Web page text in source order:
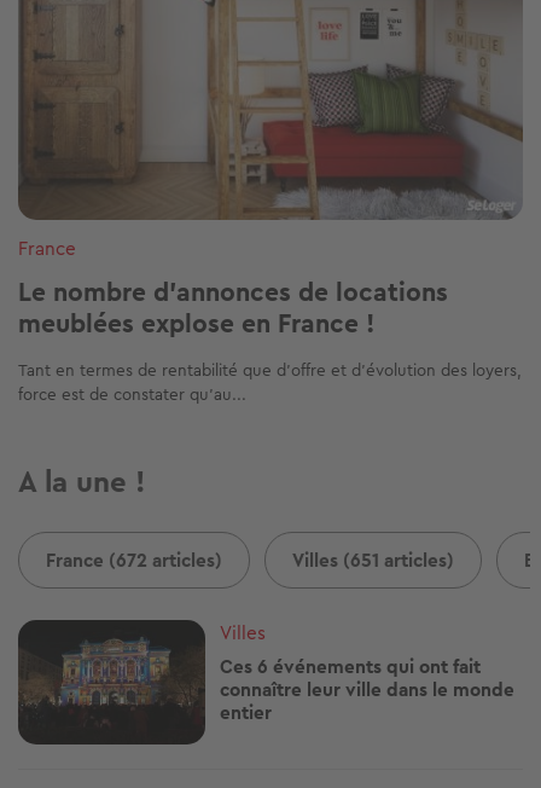
France
Le nombre d'annonces de locations
meublées explose en France !
Tant en termes de rentabilité que d’offre et d’évolution des loyers,
force est de constater qu’au...
A la une !
France (672 articles) Villes (651 articles)
Image
Villes
Ces 6 événements qui ont fait
connaître leur ville dans le monde
entier